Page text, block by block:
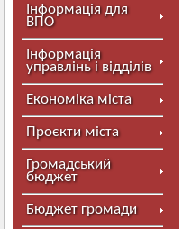
Інформація для
ВПО
Інформація
управлінь і відділів
Економіка міста
Проєкти міста
Громадський
бюджет
Бюджет громади